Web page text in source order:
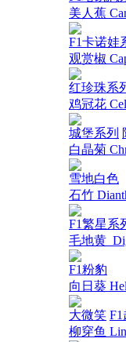
美人蕉
F1卡诺娃
观赏椒
红珍珠系
鸡冠花
城堡系列
白晶菊
雪地白色
石竹
F1繁星系
毛地黄
F1粉豹
向日葵
大微笑
柳穿鱼